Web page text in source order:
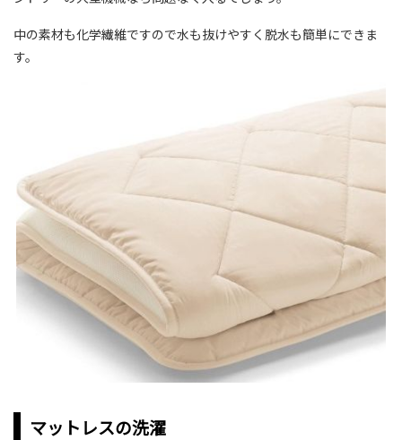
中の素材も化学繊維ですので水も抜けやすく脱水も簡単にできま
す。
マットレスの洗濯